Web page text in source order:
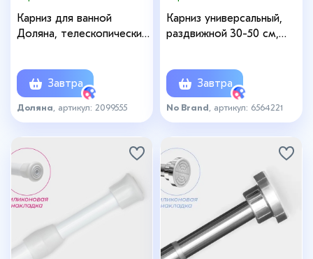
Карниз для ванной
Доляна, телескопический,
Завтра
Доляна , артикул: 2099555
Карниз универсальный,
раздвижной 30-50 см,
Завтра
No Brand , артикул: 6564221